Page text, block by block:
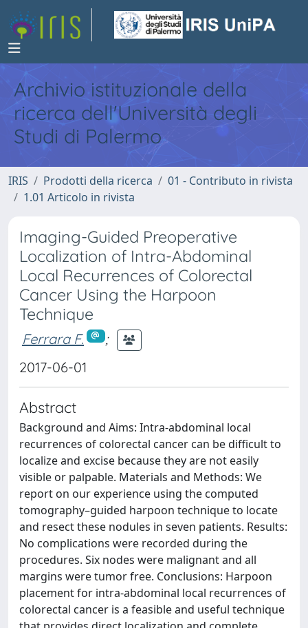
Archivio istituzionale della
ricerca dell'Università degli
Studi di Palermo
IRIS Prodotti della ricerca
01 - Contributo in rivista
1.01 Articolo in rivista
Imaging-Guided Preoperative
Localization of Intra-Abdominal
Local Recurrences of Colorectal
Cancer Using the Harpoon
Technique
Ferrara F.
;
2017-06-01
Abstract
Background and Aims: Intra-abdominal local
recurrences of colorectal cancer can be difficult to
localize and excise because they are not easily
visible or palpable. Materials and Methods: We
report on our experience using the computed
tomography–guided harpoon technique to locate
and resect these nodules in seven patients. Results:
No complications were recorded during the
procedures. Six nodes were malignant and all
margins were tumor free. Conclusions: Harpoon
placement for intra-abdominal local recurrences of
colorectal cancer is a feasible and useful technique